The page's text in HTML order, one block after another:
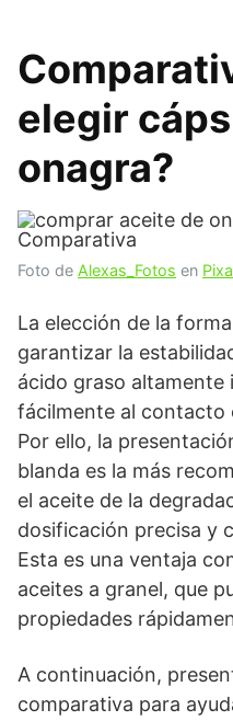
elegir
onagra?
Foto de Alexas_Fotos en
La elección de la
garantizar la
ácido graso altamente
fácilmente al contacto
Por ello, la
blanda es la más
el aceite de la
dosificación precisa y
Esta es una ventaja
aceites a granel, que
propiedades
A continuación,
comparativa para